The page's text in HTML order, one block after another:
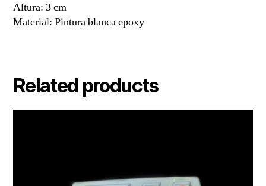
Altura: 3 cm
Material: Pintura blanca epoxy
Related products